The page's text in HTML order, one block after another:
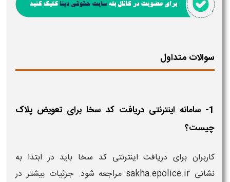
سوالات متداول
1- سامانه اینترنتی دریافت کد سخا برای تعویض پلاک
چیست؟
کاربران برای دریافت اینترنتی کد سخا باید در ابتدا به
نشانی sakha.epolice.ir مراجعه شود. جزئیات بیشتر در